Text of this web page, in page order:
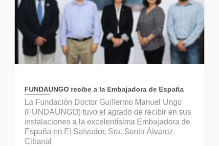
FUNDAUNGO recibe a la Embajadora de España
La Fundación Doctor Guillermo Manuel Ungo
(FUNDAUNGO) tuvo el agrado de recibir en sus
instalaciones a la excelentísima Embajadora de
España en El Salvador, Sra. Sonia Álvarez
Cibanal